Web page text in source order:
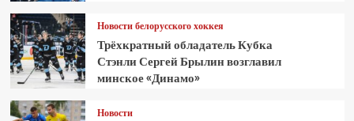
Новости белорусского хоккея
Трёхкратный обладатель Кубка
Стэнли Сергей Брылин возглавил
минское «Динамо»
Новости